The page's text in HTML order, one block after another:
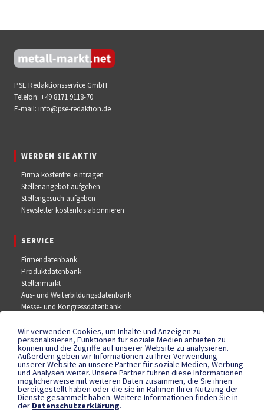
PSE Redaktionsservice GmbH
Telefon: +49 8171 9118-70
E-mail: info@pse-redaktion.de
WERDEN SIE AKTIV
Firma kostenfrei eintragen
Stellenangebot aufgeben
Stellengesuch aufgeben
Newsletter kostenlos abonnieren
SERVICE
Firmendatenbank
Produktdatenbank
Stellenmarkt
Aus- und Weiterbildungsdatenbank
Messe- und Kongressdatenbank
SOCIAL MEDIA
Facebook
YouTube
Instagram
Wir verwenden Cookies, um Inhalte und Anzeigen zu
personalisieren, Funktionen für soziale Medien anbieten zu
können und die Zugriffe auf unserer Website zu analysieren.
Außerdem geben wir Informationen zu Ihrer Verwendung
unserer Website an unsere Partner für soziale Medien, Werbung
und Analysen weiter. Unsere Partner führen diese Informationen
möglicherweise mit weiteren Daten zusammen, die Sie ihnen
bereitgestellt haben oder die sie im Rahmen Ihrer Nutzung der
Dienste gesammelt haben. Weitere Informationen finden Sie in
der Datenschutzerklärung.